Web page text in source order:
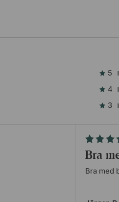
5
4
3
Bra
Bra med